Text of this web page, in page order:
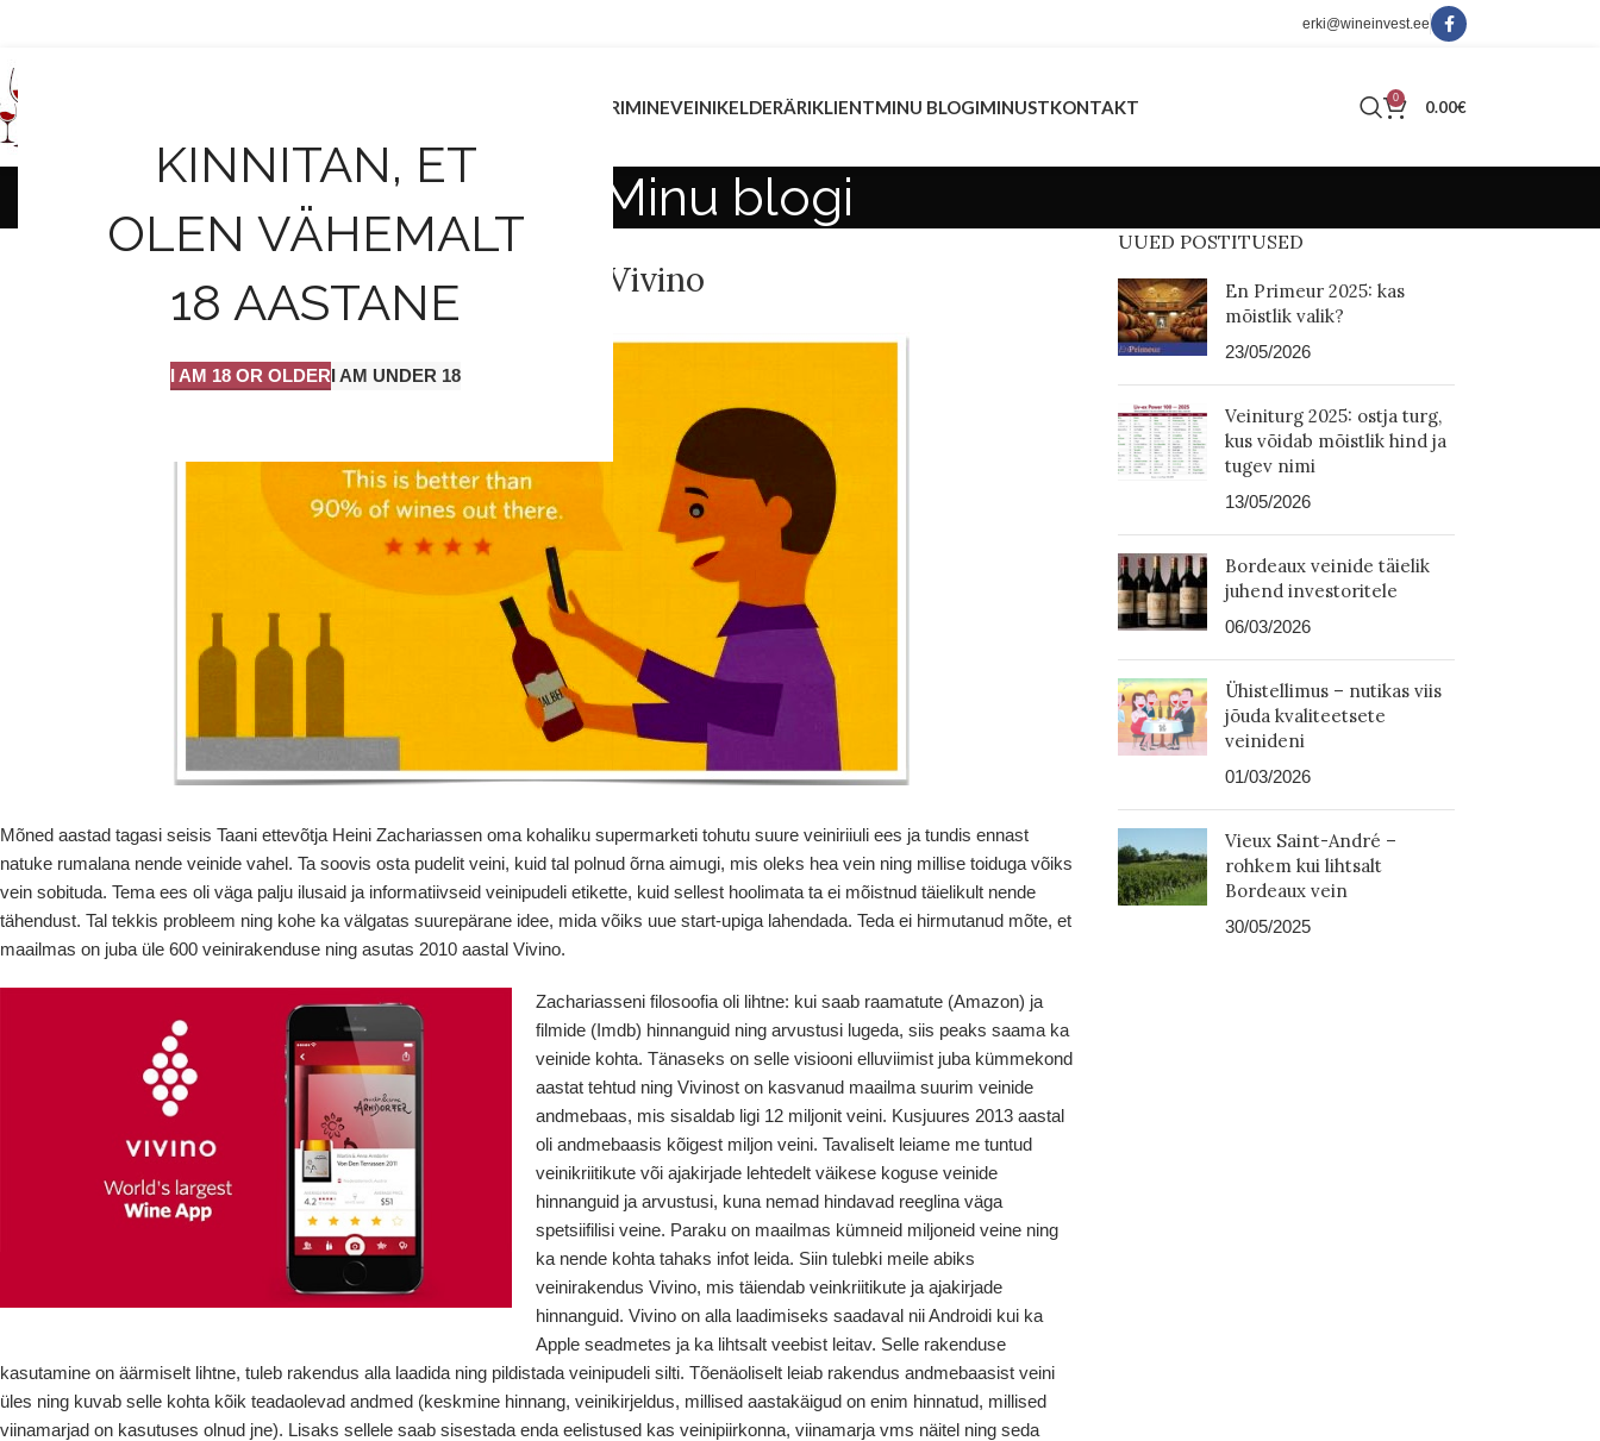
KINNITAN, ET
OLEN VÄHEMALT
18 AASTANE
I AM 18 OR OLDERI AM UNDER 18
erki@wineinvest.ee
INVESTEERIMINEVEINIKELDERÄRIKLIENTMINU BLOGIMINUSTKONTAKT 0 0.00€
Minu blogi
Veiniekspert – Vivino
Mõned aastad tagasi seisis Taani ettevõtja Heini Zachariassen oma kohaliku supermarketi tohutu suure veiniriiuli ees ja tundis ennast
natuke rumalana nende veinide vahel. Ta soovis osta pudelit veini, kuid tal polnud õrna aimugi, mis oleks hea vein ning millise toiduga võiks
vein sobituda. Tema ees oli väga palju ilusaid ja informatiivseid veinipudeli etikette, kuid sellest hoolimata ta ei mõistnud täielikult nende
tähendust. Tal tekkis probleem ning kohe ka välgatas suurepärane idee, mida võiks uue start-upiga lahendada. Teda ei hirmutanud mõte, et
maailmas on juba üle 600 veinirakenduse ning asutas 2010 aastal Vivino.
Zachariasseni filosoofia oli lihtne: kui saab raamatute (Amazon) ja
filmide (Imdb) hinnanguid ning arvustusi lugeda, siis peaks saama ka
veinide kohta. Tänaseks on selle visiooni elluviimist juba kümmekond
aastat tehtud ning Vivinost on kasvanud maailma suurim veinide
andmebaas, mis sisaldab ligi 12 miljonit veini. Kusjuures 2013 aastal
oli andmebaasis kõigest miljon veini. Tavaliselt leiame me tuntud
veinikriitikute või ajakirjade lehtedelt väikese koguse veinide
hinnanguid ja arvustusi, kuna nemad hindavad reeglina väga
spetsiifilisi veine. Paraku on maailmas kümneid miljoneid veine ning
ka nende kohta tahaks infot leida. Siin tulebki meile abiks
veinirakendus Vivino, mis täiendab veinkriitikute ja ajakirjade
hinnanguid. Vivino on alla laadimiseks saadaval nii Androidi kui ka
Apple seadmetes ja ka lihtsalt veebist leitav. Selle rakenduse
kasutamine on äärmiselt lihtne, tuleb rakendus alla laadida ning pildistada veinipudeli silti. Tõenäoliselt leiab rakendus andmebaasist veini
üles ning kuvab selle kohta kõik teadaolevad andmed (keskmine hinnang, veinikirjeldus, millised aastakäigud on enim hinnatud, millised
viinamarjad on kasutuses olnud jne). Lisaks sellele saab sisestada enda eelistused kas veinipiirkonna, viinamarja vms näitel ning seda
UUED POSTITUSED
En Primeur 2025: kas
mõistlik valik?
23/05/2026
Veiniturg 2025: ostja turg,
kus võidab mõistlik hind ja
tugev nimi
13/05/2026
Bordeaux veinide täielik
juhend investoritele
06/03/2026
Ühistellimus – nutikas viis
jõuda kvaliteetsete
veinideni
01/03/2026
Vieux Saint-André –
rohkem kui lihtsalt
Bordeaux vein
30/05/2025